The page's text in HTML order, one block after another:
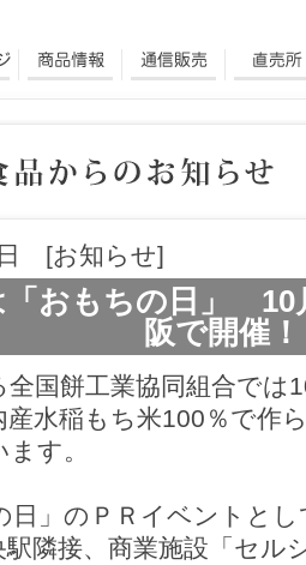
[お知らせ]
「おもちの日」 10
阪で開催！
全国餅工業協同組合では
産水稲もち米100％で作
す。
日」のＰＲイベントと
駅隣接、商業施設「セル